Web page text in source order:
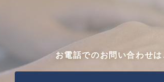
お電話でのお問い合わせは